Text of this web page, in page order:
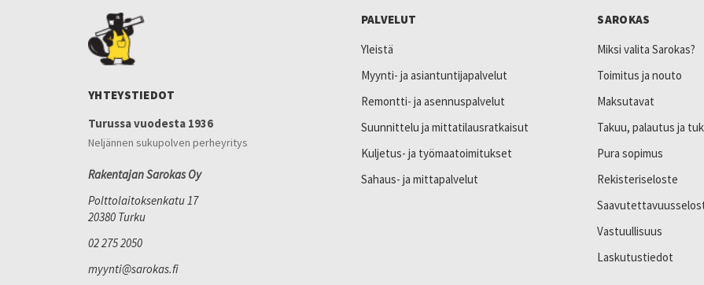
YHTEYSTIEDOT
Turussa vuodesta 1936
Neljännen sukupolven perheyritys
Rakentajan Sarokas Oy
Polttolaitoksenkatu 17
20380 Turku
02 275 2050
myynti@sarokas.fi
PALVELUT
Yleistä
Myynti- ja asiantuntijapalvelut
Remontti- ja asennuspalvelut
Suunnittelu ja mittatilausratkaisut
Kuljetus- ja työmaatoimitukset
Sahaus- ja mittapalvelut
SAROKAS
Miksi valita Sarokas?
Toimitus ja nouto
Maksutavat
Takuu, palautus ja
Pura sopimus
Rekisteriseloste
Vastuullisuus
Laskutustiedot